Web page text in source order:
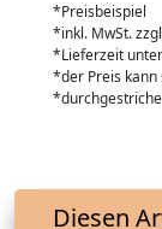
*Preisbeispiel
*inkl. MwSt.
*Lieferzeit
*der Preis kann